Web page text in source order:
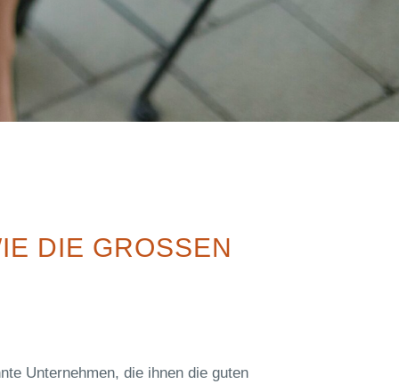
DIE GROSSEN
Unternehmen, die ihnen die guten